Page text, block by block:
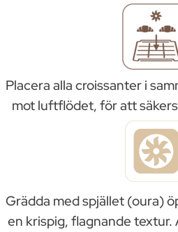
Placera alla croissanter i
mot luftflödet, för att
Grädda med spjället (oura)
en krispig, flagnande